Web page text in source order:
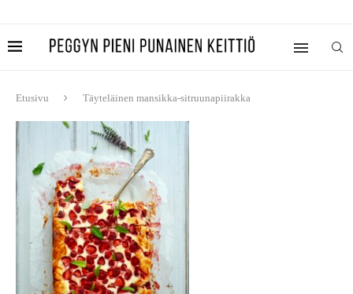
Etusivu Täyteläinen mansikka-sitruunapiirakka